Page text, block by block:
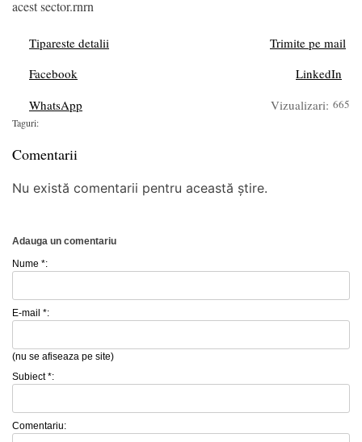
acest sector.rnrn
Tipareste detalii
Trimite pe mail
Facebook
LinkedIn
WhatsApp
Vizualizari: 665
Taguri:
Comentarii
Nu există comentarii pentru această știre.
Adauga un comentariu
Nume *:
E-mail *:
(nu se afiseaza pe site)
Subiect *:
Comentariu: